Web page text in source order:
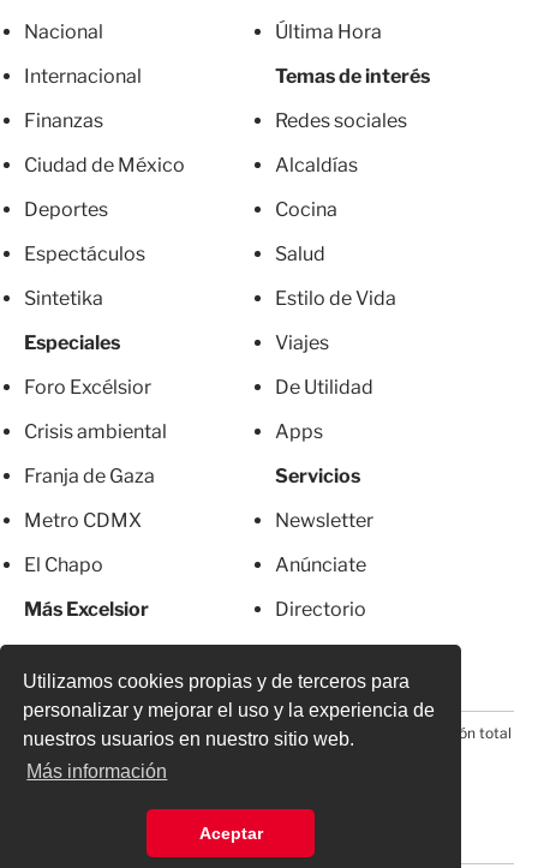
Utilizamos cookies propias y de terceros para
personalizar y mejorar el uso y la experiencia de
nuestros usuarios en nuestro sitio web.
Más información
Aceptar
Nacional
Internacional
Finanzas
Ciudad de México
Deportes
Espectáculos
Sintetika
Especiales
Foro Excélsior
Crisis ambiental
Franja de Gaza
Metro CDMX
El Chapo
Más Excelsior
Última Hora
Temas de interés
Redes sociales
Alcaldías
Cocina
Salud
Estilo de Vida
Viajes
De Utilidad
Apps
Servicios
Newsletter
Anúnciate
Directorio
© 2026 Todos los derechos reservados. Prohibida la reproducción total
o parcial, incluyendo cualquier medio electrónico*